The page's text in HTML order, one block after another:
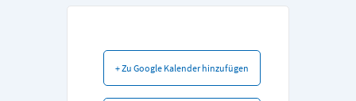
+ Zu Google Kalender hinzufügen